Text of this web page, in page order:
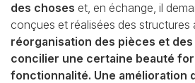
des choses et, en échange, il
conçues et réalisées des structures
réorganisation des pièces et
concilier une certaine beauté
fonctionnalité. Une amélioration